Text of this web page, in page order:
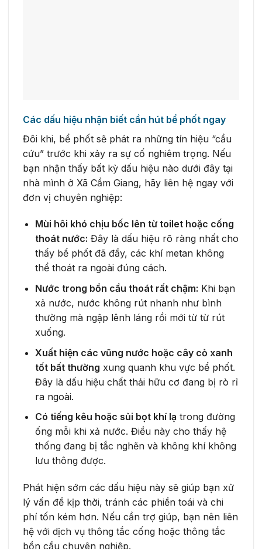
Các dấu hiệu nhận biết cần hút bể phốt ngay
Đôi khi, bể phốt sẽ phát ra những tín hiệu “cầu
cứu” trước khi xảy ra sự cố nghiêm trọng. Nếu
bạn nhận thấy bất kỳ dấu hiệu nào dưới đây tại
nhà mình ở Xã Cẩm Giang, hãy liên hệ ngay với
đơn vị chuyên nghiệp:
Mùi hôi khó chịu bốc lên từ toilet hoặc cống
thoát nước: Đây là dấu hiệu rõ ràng nhất cho
thấy bể phốt đã đầy, các khí metan không
thể thoát ra ngoài đúng cách.
Nước trong bồn cầu thoát rất chậm: Khi bạn
xả nước, nước không rút nhanh như bình
thường mà ngập lênh láng rồi mới từ từ rút
xuống.
Xuất hiện các vũng nước hoặc cây cỏ xanh
tốt bất thường xung quanh khu vực bể phốt.
Đây là dấu hiệu chất thải hữu cơ đang bị rò rỉ
ra ngoài.
Có tiếng kêu hoặc sủi bọt khí lạtrong đường
ống mỗi khi xả nước. Điều này cho thấy hệ
thống đang bị tắc nghẽn và không khí không
lưu thông được.
Phát hiện sớm các dấu hiệu này sẽ giúp bạn xử
lý vấn đề kịp thời, tránh các phiền toái và chi
phí tốn kém hơn. Nếu cần trợ giúp, bạn nên liên
hệ với dịch vụ thông tắc cống hoặc thông tắc
bồn cầu chuyên nghiệp.